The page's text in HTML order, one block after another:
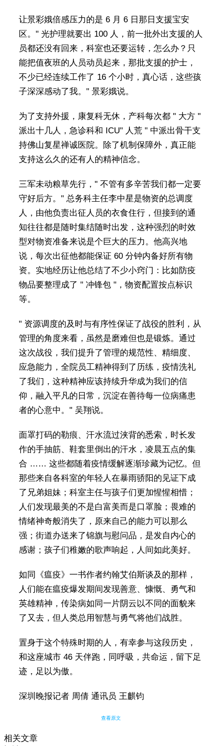
让景彩娥倍感压力的是 6 月 6 日那日支援宝安
区。" 光护理就要出 100 人，前一批外出支援的人
员都还没有回来，科室也还要运转，怎么办？只
能把值夜班的人员动员起来，那批支援的护士，
不少已经连续工作了 16 个小时，真心话，这些孩
子深深感动了我。" 景彩娥说。
为了支持外援，康复科无休，产科每次都 " 大方 "
派出十几人，急诊科和 ICU" 人荒 " 中派出骨干支
持佛山复星禅诚医院。除了机制保障外，真正能
支持这么久的还有人的精神信念。
三军未动粮草先行，" 不管有多辛苦我们都一定要
守好后方。" 总务科主任李中星是物资的总调度
人，由他负责出征人员的衣食住行，但接到的通
知往往都是随时集结随时出发，这种强烈的时效
型对物资准备来说是个巨大的压力。他高兴地
说，每次出征他都能保证 60 分钟内备好所有物
资。实地经历让他总结了不少小窍门：比如防疫
物品要整理成了 " 冲锋包 "，物资配置按点标识
等。
" 资源调度的及时与有序性保证了战役的胜利，从
管理的角度来看，虽然是磨难但也是锻炼。通过
这次战役，我们提升了管理的规范性、精细度、
应急能力，全院员工精神得到了历练，疫情洗礼
了我们，这种精神应该持续升华成为我们的信
仰，融入平凡的日常，沉淀在善待每一位病痛患
者的心意中。" 吴翔说。
面罩打码的勒痕、汗水流过浃背的悉索，时长发
作的手抽筋、鞋套里倒出的汗水，凌晨五点的集
合 …… 这些都随着疫情缓解逐渐珍藏为记忆。但
那些来自各科室的年轻人在暴雨骄阳的见证下成
了兄弟姐妹；科室主任与孩子们更加惺惺相惜；
人们发现最美的不是白富美而是口罩脸；畏难的
情绪神奇般消失了，原来自己的能力可以那么
强；街道办送来了锦旗与慰问品，是发自内心的
感谢；孩子们稚嫩的歌声响起，人间如此美好。
如同《瘟疫》一书作者约翰艾伯斯谈及的那样，
人们能在瘟疫爆发期间发现善意、慷慨、勇气和
英雄精神，传染病如同一片阴云以不同的面貌来
了又去，但人类总用智慧与勇气将他们战胜。
置身于这个特殊时期的人，有幸参与这段历史，
和这座城市 46 天伴跑，同呼吸，共命运，留下足
迹，足以为傲。
深圳晚报记者 周倩 通讯员 王麒钧
查看原文
相关文章